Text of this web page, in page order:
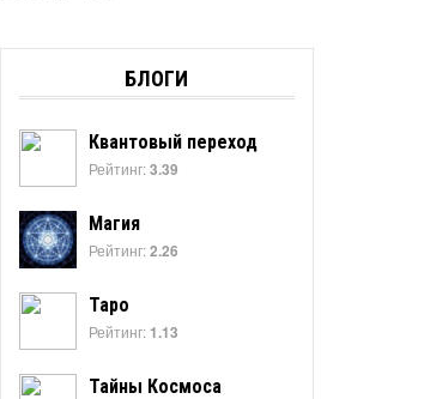
БЛОГИ
Квантовый переход
Рейтинг:3.39
Магия
Рейтинг:2.26
Таро
Рейтинг: 1.13
Тайны Космоса